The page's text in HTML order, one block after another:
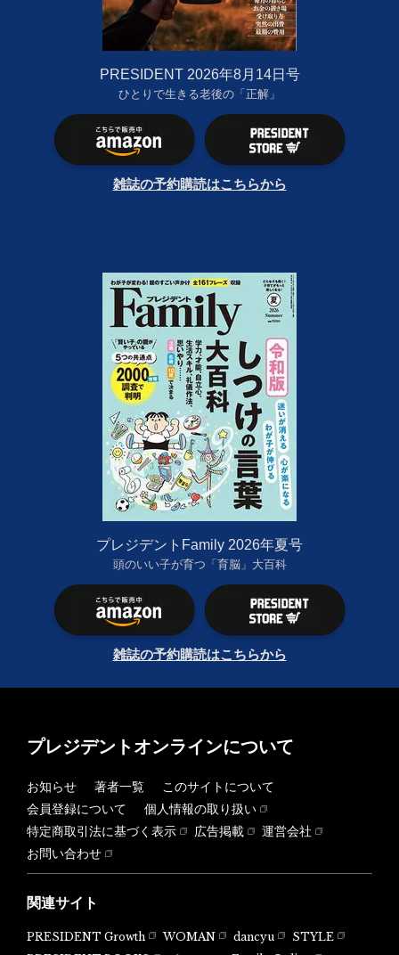
PRESIDENT 2026年8月14日号
ひとりで生きる老後の「正解」
雑誌の予約購読はこちらから
プレジデントFamily 2026年夏号
頭のいい子が育つ「育脳」大百科
雑誌の予約購読はこちらから
プレジデントオンラインについて
お知らせ 著者一覧
このサイトについて
会員登録について
個人情報の取り扱い
特定商取引法に基づく表示
広告掲載
運営会社
お問い合わせ
関連サイト
PRESIDENT Growth WOMAN dancyu
STYLE